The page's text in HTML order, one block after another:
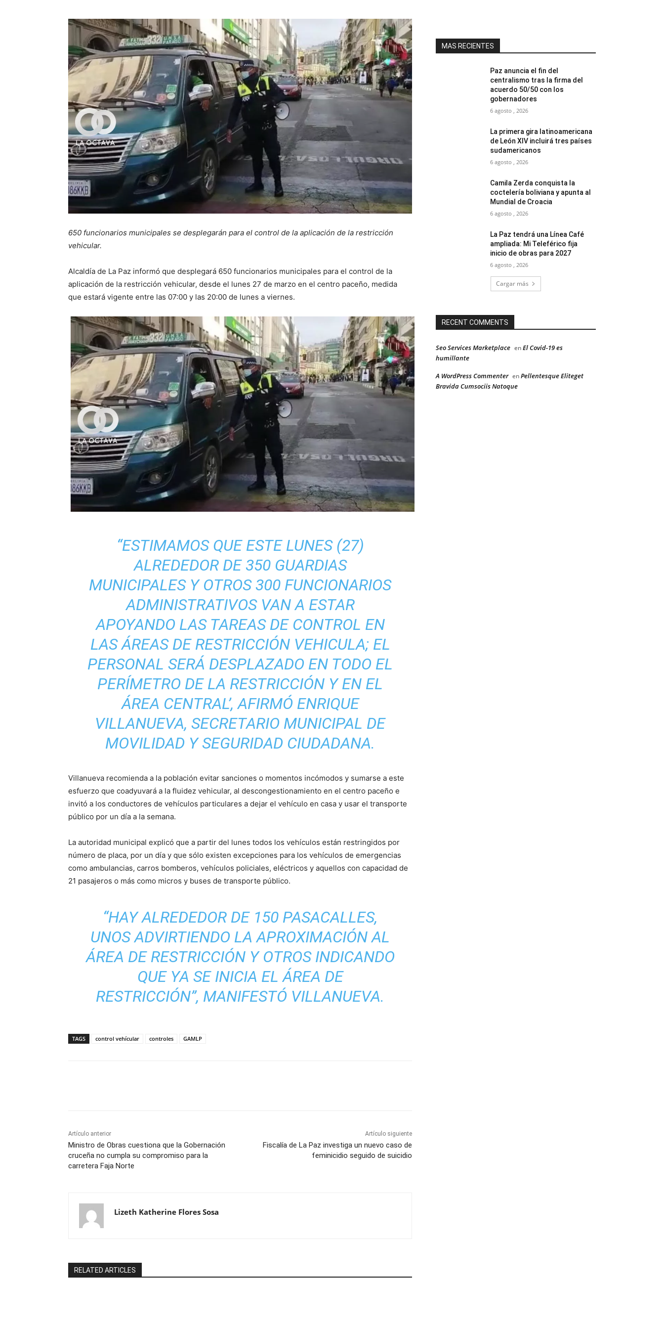
650 funcionarios municipales se desplegarán para el control de la aplicación de la restricción
vehicular.
Alcaldía de La Paz informó que desplegará 650 funcionarios municipales para el control de la
aplicación de la restricción vehicular, desde el lunes 27 de marzo en el centro paceño, medida
que estará vigente entre las 07:00 y las 20:00 de lunes a viernes.
“ESTIMAMOS QUE ESTE LUNES (27)
ALREDEDOR DE 350 GUARDIAS
MUNICIPALES Y OTROS 300 FUNCIONARIOS
ADMINISTRATIVOS VAN A ESTAR
APOYANDO LAS TAREAS DE CONTROL EN
LAS ÁREAS DE RESTRICCIÓN VEHICULA; EL
PERSONAL SERÁ DESPLAZADO EN TODO EL
PERÍMETRO DE LA RESTRICCIÓN Y EN EL
ÁREA CENTRAL’, AFIRMÓ ENRIQUE
VILLANUEVA, SECRETARIO MUNICIPAL DE
MOVILIDAD Y SEGURIDAD CIUDADANA.
Villanueva recomienda a la población evitar sanciones o momentos incómodos y sumarse a este
esfuerzo que coadyuvará a la fluidez vehicular, al descongestionamiento en el centro paceño e
invitó a los conductores de vehículos particulares a dejar el vehículo en casa y usar el transporte
público por un día a la semana.
La autoridad municipal explicó que a partir del lunes todos los vehículos están restringidos por
número de placa, por un día y que sólo existen excepciones para los vehículos de emergencias
como ambulancias, carros bomberos, vehículos policiales, eléctricos y aquellos con capacidad de
21 pasajeros o más como micros y buses de transporte público.
“HAY ALREDEDOR DE 150 PASACALLES,
UNOS ADVIRTIENDO LA APROXIMACIÓN AL
ÁREA DE RESTRICCIÓN Y OTROS INDICANDO
QUE YA SE INICIA EL ÁREA DE
RESTRICCIÓN”, MANIFESTÓ VILLANUEVA.
TAGS control vehícular controles GAMLP
Artículo anterior
Ministro de Obras cuestiona que la Gobernación
cruceña no cumpla su compromiso para la
carretera Faja Norte
Artículo siguiente
Fiscalía de La Paz investiga un nuevo caso de
feminicidio seguido de suicidio
Lizeth Katherine Flores Sosa
RELATED ARTICLES
MAS RECIENTES
Paz anuncia el fin del
centralismo tras la firma del
acuerdo 50/50 con los
gobernadores
6 agosto , 2026
La primera gira latinoamericana
de León XIV incluirá tres países
sudamericanos
6 agosto , 2026
Camila Zerda conquista la
coctelería boliviana y apunta al
Mundial de Croacia
6 agosto , 2026
La Paz tendrá una Línea Café
ampliada: Mi Teleférico fija
inicio de obras para 2027
6 agosto , 2026
Cargar más
RECENT COMMENTS
Seo Services Marketplace enEl Covid-19 es
humillante
A WordPress Commenter enPellentesque Eliteget
Bravida Cumsociis Natoque